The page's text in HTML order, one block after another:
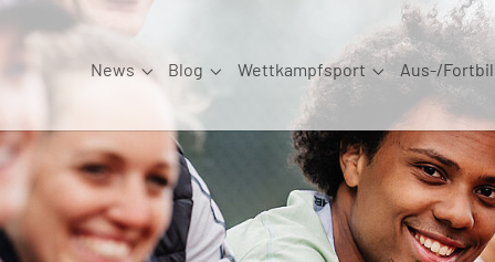
News
Submenu for "News"
Blog
Submenu for "Blog"
Wettkampfsport
Submenu for
Aus-/